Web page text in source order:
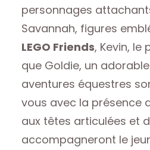
personnages
Savannah, figures
LEGO Friends, Kevin, le
que Goldie, un adorable
aventures équestres
vous avec la présence
aux têtes articulées et
accompagneront le